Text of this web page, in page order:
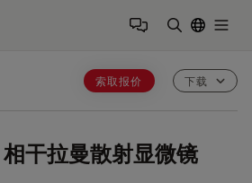
索取报价 下载
相干拉曼散射显微镜